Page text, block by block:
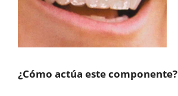
¿Cómo actúa este componente?